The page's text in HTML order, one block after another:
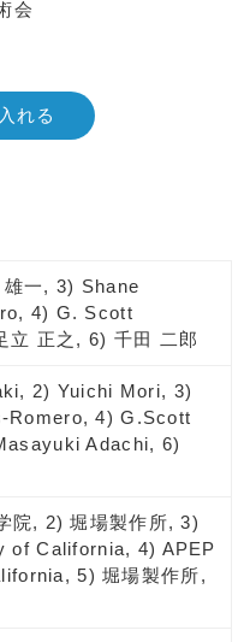
会
れる
一, 3) Shane
4) G. Scott
立 正之, 6) 千田 二郎
2) Yuichi Mori, 3)
Romero, 4) G.Scott
Adachi, 6)
院, 2) 堀場製作所, 3)
of California, 4) APEP
5) 堀場製作所,